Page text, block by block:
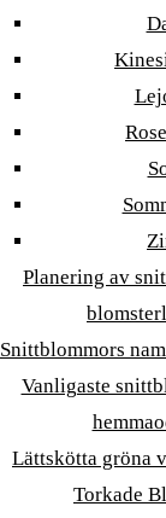
Planering av
Snittblommors
Vanligaste
Lättskötta gröna
Torkade